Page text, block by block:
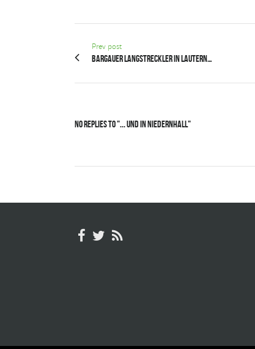
Prev post
Bargauer Langstreckler in Lautern…
No Replies to "... und in Niedernhall"